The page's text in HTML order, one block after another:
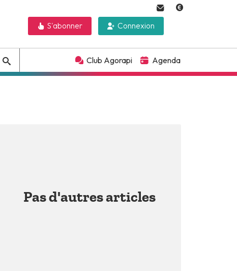
Connexion
S'abonner
Club Agorapi Agenda
Pas d'autres articles